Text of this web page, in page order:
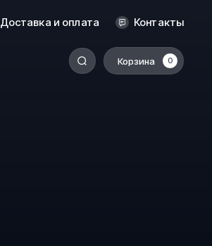
Доставка и оплата Контакты
Корзина 0
Оренбург
Ростов-на-Дону